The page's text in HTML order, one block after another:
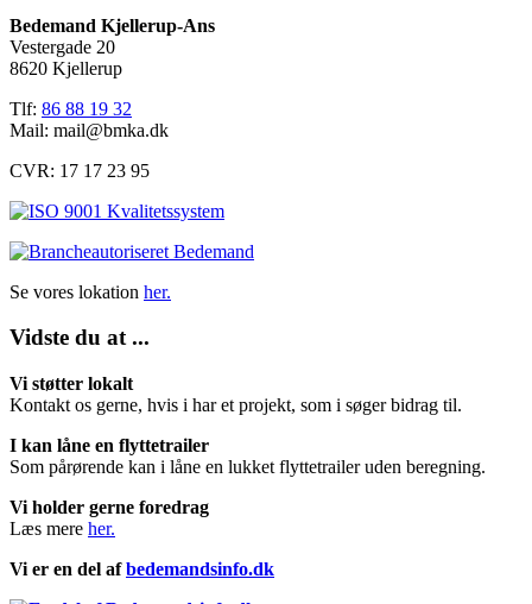
Bedemand Kjellerup-Ans
Vestergade 20
8620 Kjellerup
Tlf: 86 88 19 32
Mail: mail@bmka.dk
CVR: 17 17 23 95
Se vores lokation her.
Vidste du at ...
Vi støtter lokalt
Kontakt os gerne, hvis i har et projekt, som i søger bidrag til.
I kan låne en flyttetrailer
Som pårørende kan i låne en lukket flyttetrailer uden beregning.
Vi holder gerne foredrag
Læs mere her.
Vi er en del afbedemandsinfo.dk